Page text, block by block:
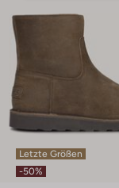
Letzte Größen
-50%